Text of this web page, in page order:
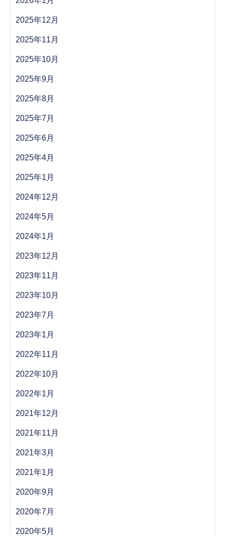
2025年12月
2025年11月
2025年10月
2025年9月
2025年8月
2025年7月
2025年6月
2025年4月
2025年1月
2024年12月
2024年5月
2024年1月
2023年12月
2023年11月
2023年10月
2023年7月
2023年1月
2022年11月
2022年10月
2022年1月
2021年12月
2021年11月
2021年3月
2021年1月
2020年9月
2020年7月
2020年5月